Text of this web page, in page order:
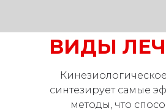
ВИДЫ
синтезирует самые
методы, что